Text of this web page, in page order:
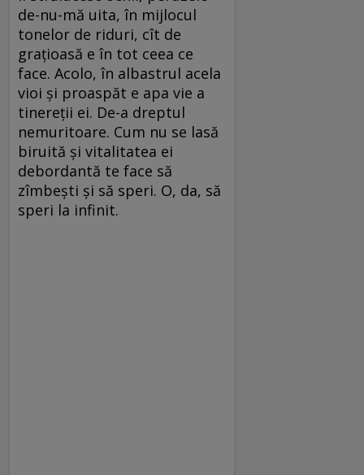
de-nu-mă uita, în mijlocul
tonelor de riduri, cît de
grațioasă e în tot ceea ce
face. Acolo, în albastrul acela
vioi și proaspăt e apa vie a
tinereții ei. De-a dreptul
nemuritoare. Cum nu se lasă
biruită și vitalitatea ei
debordantă te face să
zîmbești și să speri. O, da, să
speri la infinit.